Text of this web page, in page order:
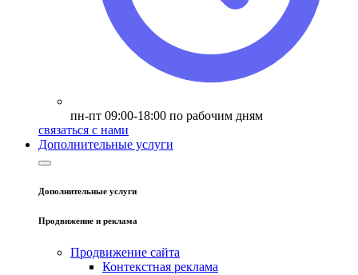
пн-пт 09:00-18:00 по рабочим дням
связаться с нами
Дополнительные услуги
Дополнительные услуги
Продвижение и реклама
Продвижение сайта
Контекстная реклама